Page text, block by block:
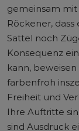
gemeinsam
Röckener,
Sattel noch
Konsequenz
kann,
farbenfroh
Freiheit und
Ihre Auftritte
sind Ausdruck